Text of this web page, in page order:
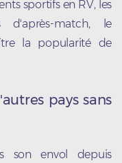
sportifs en RV, les
d'après-match, le
la popularité de
pays sans
son envol depuis